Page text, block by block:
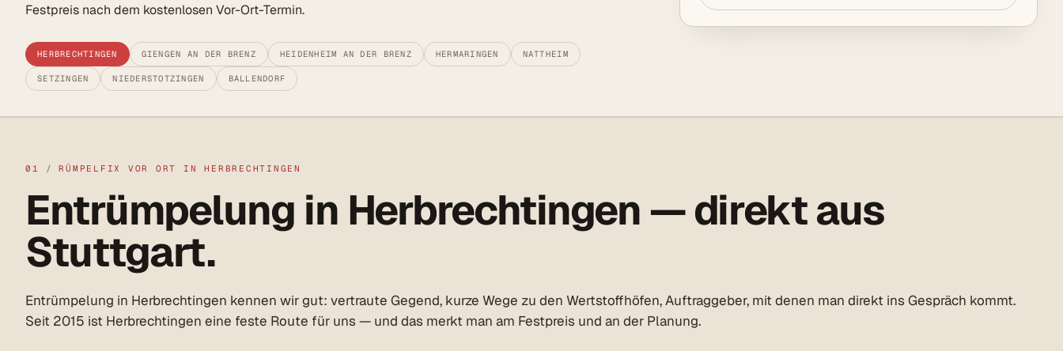
Festpreis nach dem kostenlosen Vor-Ort-Termin.
HERBRECHTINGEN GIENGEN AN DER BRENZ HEIDENHEIM AN DER BRENZ HERMARINGEN NATTHEIM
SETZINGEN NIEDERSTOTZINGEN BALLENDORF
01 / RÜMPELFIX VOR ORT IN HERBRECHTINGEN
Entrümpelung in Herbrechtingen — direkt aus
Stuttgart.
Entrümpelung in Herbrechtingen kennen wir gut: vertraute Gegend, kurze Wege zu den Wertstoffhöfen, Auftraggeber, mit denen man direkt ins Gespräch kommt.
Seit 2015 ist Herbrechtingen eine feste Route für uns — und das merkt man am Festpreis und an der Planung.